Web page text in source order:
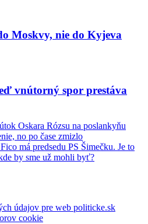
Moskvy, nie do Kyjeva
vnútorný spor prestáva
Oskara Rózsu na poslankyňu
no po čase zmizlo
má predsedu PS Šimečku. Je to
by sme už mohli byť?
údajov pre web politicke.sk
cookie